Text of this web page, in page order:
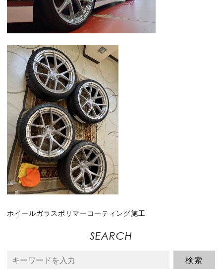
ホイールガラスポリマーコーティング施工
SEARCH